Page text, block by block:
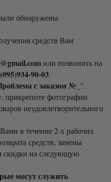
обнаружены
средств Вам
или позвонить на
90-03.
с заказом №_ ".
прикрепите фотографии
неудовлетворительного
в течение 2-х рабочих
средств, замены
скидки на следующую
могут служить